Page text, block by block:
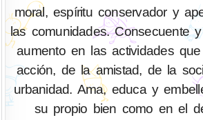
moral, espíritu conservador y
las comunidades. Consecuente
aumento en las actividades
acción, de la amistad, de la
urbanidad. Ama, educa y
su propio bien como en el